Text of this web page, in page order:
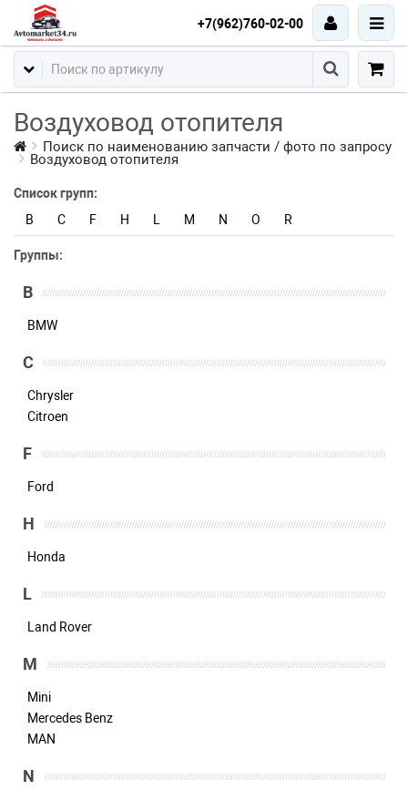
+7(962)760-02-00
Воздуховод отопителя
Поиск по наименованию запчасти / фото по запросу
Воздуховод отопителя
Список групп:
B
C F H M N O R
Группы:
B
BMW
C
Chrysler
Citroen
F
Ford
H
Honda
L
Land Rover
M
Mini
Mercedes Benz
MAN
N